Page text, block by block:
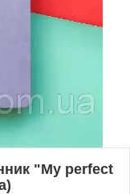
"My perfect